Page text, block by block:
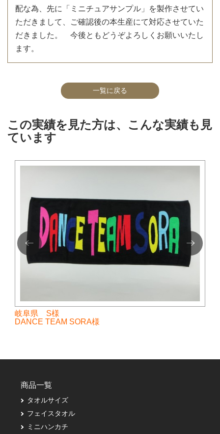
配な為、先に「ミニチュアサンプル」を製作させてい
ただきまして、ご確認後の本生産にて対応させていた
だきました。 今後ともどうぞよろしくお願いいたし
ます。
一覧に戻る
この実績を見た方は、こんな実績も見
ています
岐阜県 S様
DANCE TEAM SORA様
商品一覧
タオルサイズ
フェイスタオル
ミニハンカチ